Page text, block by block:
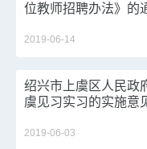
位教师招聘办法》的
2019-06-14
绍兴市上虞区人民政
虞见习实习的实施意
2019-06-03